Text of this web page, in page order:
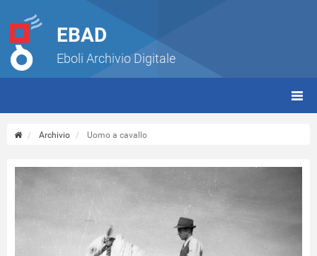
EBAD
Eboli Archivio Digitale
Archivio Uomo a cavallo